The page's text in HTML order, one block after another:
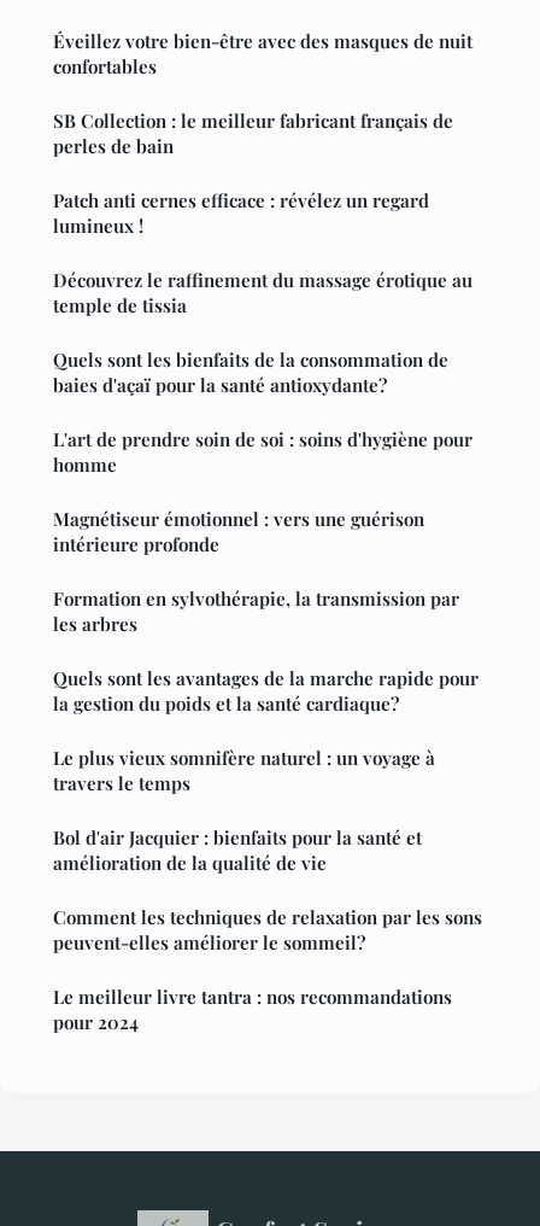
Éveillez votre bien-être avec des masques de nuit
confortables
SB Collection : le meilleur fabricant français de
perles de bain
Patch anti cernes efficace : révélez un regard
lumineux !
Découvrez le raffinement du massage érotique au
temple de tissia
Quels sont les bienfaits de la consommation de
baies d'açaï pour la santé antioxydante?
L'art de prendre soin de soi : soins d'hygiène pour
homme
Magnétiseur émotionnel : vers une guérison
intérieure profonde
Formation en sylvothérapie, la transmission par
les arbres
Quels sont les avantages de la marche rapide pour
la gestion du poids et la santé cardiaque?
Le plus vieux somnifère naturel : un voyage à
travers le temps
Bol d'air Jacquier : bienfaits pour la santé et
amélioration de la qualité de vie
Comment les techniques de relaxation par les sons
peuvent-elles améliorer le sommeil?
Le meilleur livre tantra : nos recommandations
pour 2024